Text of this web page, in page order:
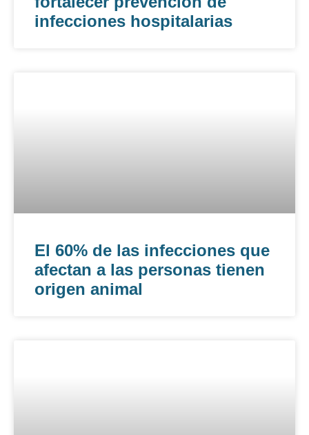
infecciones hospitalarias
El 60% de las infecciones que
afectan a las personas tienen
origen animal